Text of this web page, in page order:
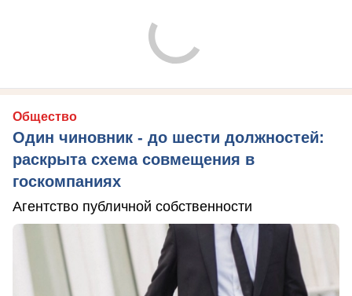
Общество
Один чиновник - до шести должностей:
раскрыта схема совмещения в
госкомпаниях
Агентство публичной собственности